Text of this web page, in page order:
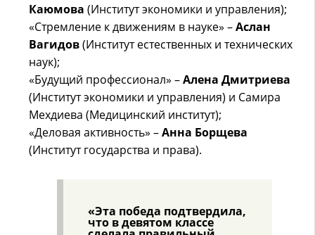
Каюмова (Институт экономики и управления);
«Стремление к движениям в науке» –Аслан
Вагидов(Институт естественных и технических
наук);
«Будущий профессионал» –Алена Дмитриева
(Институт экономики и управления) и Самира
Мехдиева (Медицинский институт);
«Деловая активность» –Анна Борщева
(Институт государства и права).
«Эта победа подтвердила,
что в девятом классе